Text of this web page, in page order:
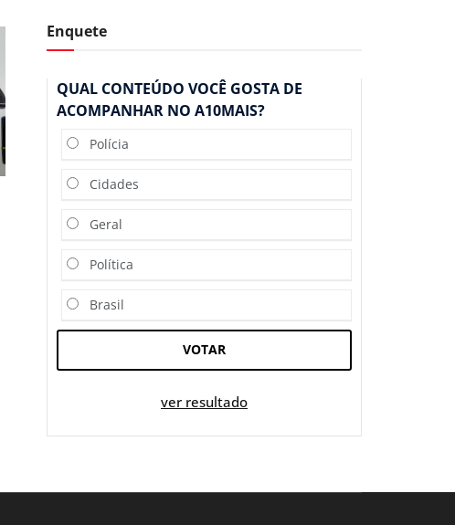
Enquete
QUAL CONTEÚDO VOCÊ GOSTA DE
ACOMPANHAR NO A10MAIS?
Polícia
Cidades
Geral
Política
Brasil
VOTAR
ver resultado